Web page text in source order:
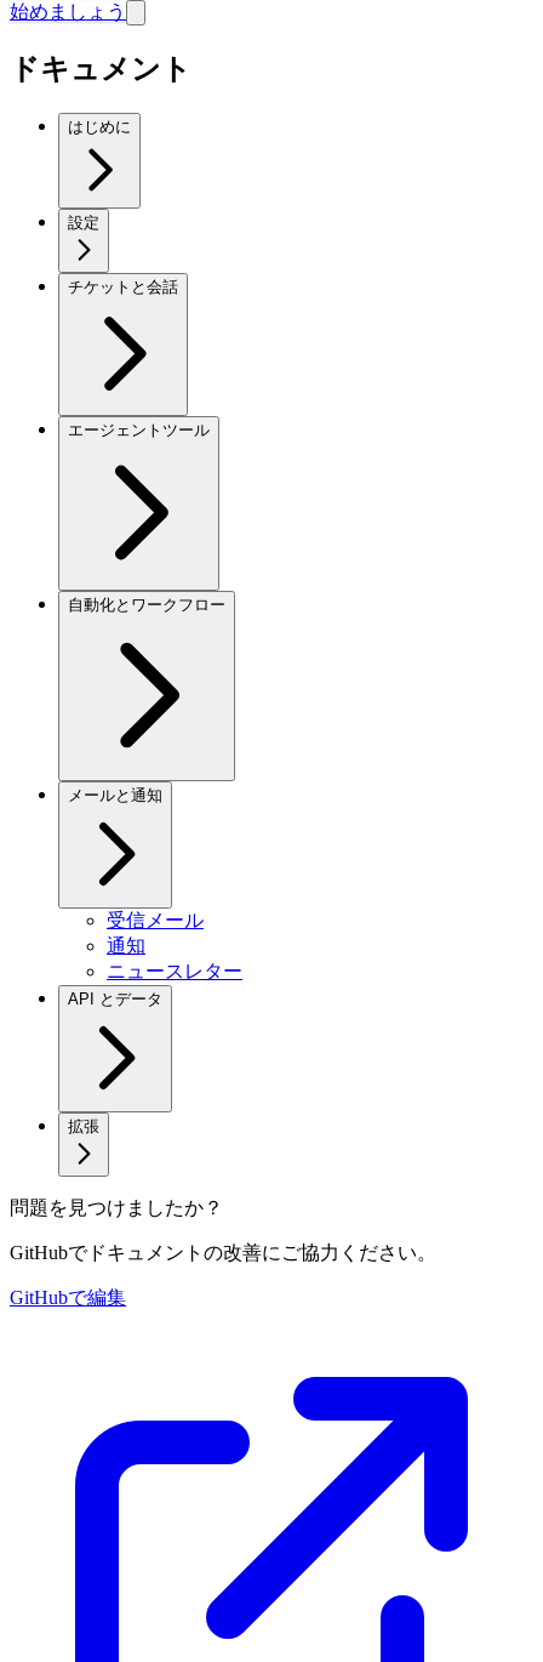
始めましょう
ドキュメント
はじめに
設定
チケットと会話
エージェントツール
自動化とワークフロー
メールと通知
受信メール
通知
ニュースレター
API とデータ
拡張
問題を見つけましたか？
GitHubでドキュメントの改善にご協力ください。
GitHubで編集